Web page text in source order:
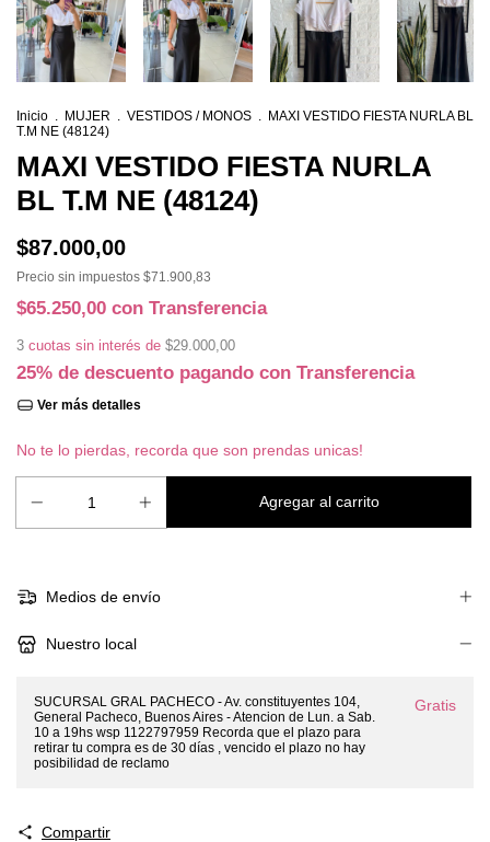
Inicio . MUJER . VESTIDOS / MONOS . MAXI VESTIDO FIESTA NURLA BL
T.M NE (48124)
MAXI VESTIDO FIESTA NURLA
BL T.M NE (48124)
$87.000,00
Precio sin impuestos $71.900,83
$65.250,00 con Transferencia
3 cuotas sin interés de $29.000,00
25% de descuento pagando con Transferencia
Ver más detalles
No te lo pierdas, recorda que son prendas unicas!
Medios de envío
Nuestro local
SUCURSAL GRAL PACHECO - Av. constituyentes 104,
General Pacheco, Buenos Aires - Atencion de Lun. a Sab.
10 a 19hs wsp 1122797959 Recorda que el plazo para
retirar tu compra es de 30 días , vencido el plazo no hay
posibilidad de reclamo
Gratis
Compartir